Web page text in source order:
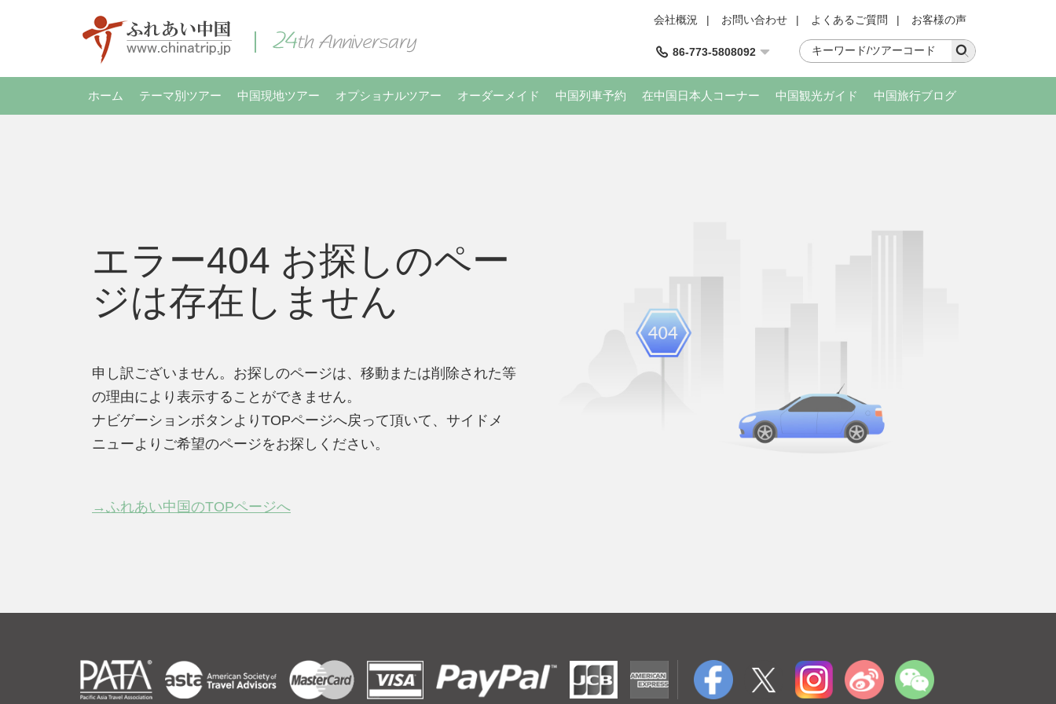
会社概況 | お問い合わせ | よくあるご質問 | お客様の声
86-773-5808092
ホーム テーマ別ツアー 中国現地ツアー オプショナルツアー オーダーメイド 中国列車予約 在中国日本人コーナー 中国観光ガイド 中国旅行ブログ
エラー404 お探しのペー
ジは存在しません
申し訳ございません。お探しのページは、移動または削除された等
の理由により表示することができません。
ナビゲーションボタンよりTOPページへ戻って頂いて、サイドメ
ニューよりご希望のページをお探しください。
→ふれあい中国のTOPページへ